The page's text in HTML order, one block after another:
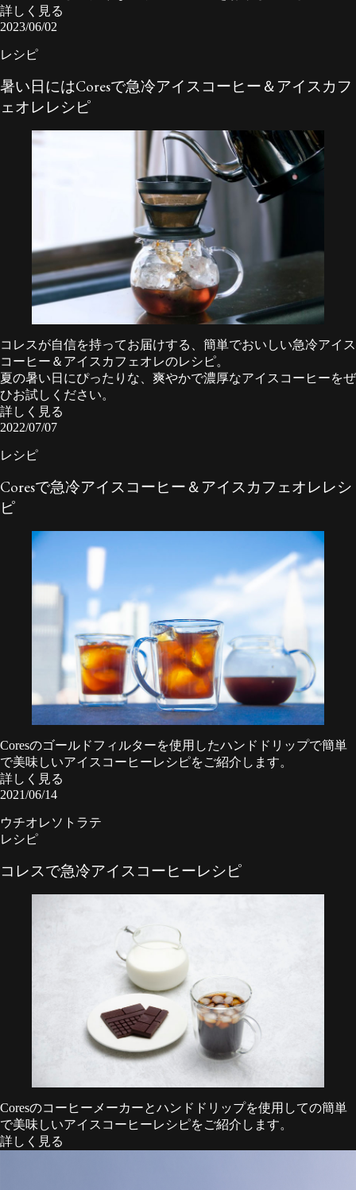
詳しく見る
2023/06/02
レシピ
暑い日にはCoresで急冷アイスコーヒー＆アイスカフ
ェオレレシピ
コレスが自信を持ってお届けする、簡単でおいしい急冷アイス
コーヒー＆アイスカフェオレのレシピ。
夏の暑い日にぴったりな、爽やかで濃厚なアイスコーヒーをぜ
ひお試しください。
詳しく見る
2022/07/07
レシピ
Coresで急冷アイスコーヒー＆アイスカフェオレレシ
ピ
Coresのゴールドフィルターを使用したハンドドリップで簡単
で美味しいアイスコーヒーレシピをご紹介します。
詳しく見る
2021/06/14
ウチオレソトラテ
レシピ
コレスで急冷アイスコーヒーレシピ
Coresのコーヒーメーカーとハンドドリップを使用しての簡単
で美味しいアイスコーヒーレシピをご紹介します。
詳しく見る